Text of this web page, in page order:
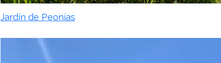
Jardín de Peonías